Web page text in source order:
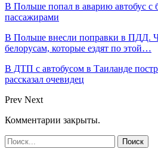
В Польше попал в аварию автобус с
пассажирами
В Польше внесли поправки в ПДД.
белорусам, которые ездят по этой…
В ДТП с автобусом в Таиланде
рассказал очевидец
Prev Next
Комментарии закрыты.